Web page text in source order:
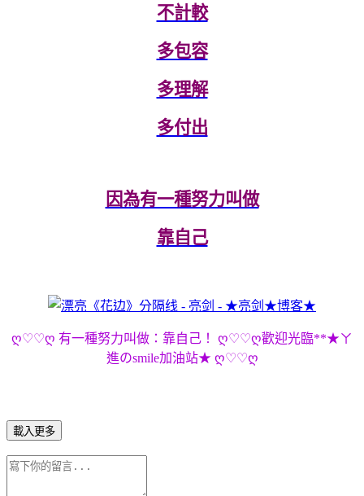
不計較
多包容
多理解
多付出
因為有一種努力叫做
靠自己
ღ♡♡ღ 有一種努力叫做：靠自己！ ღ♡♡ღ歡迎光臨**★ㄚ
進のsmile加油站★ ღ♡♡ღ
載入更多